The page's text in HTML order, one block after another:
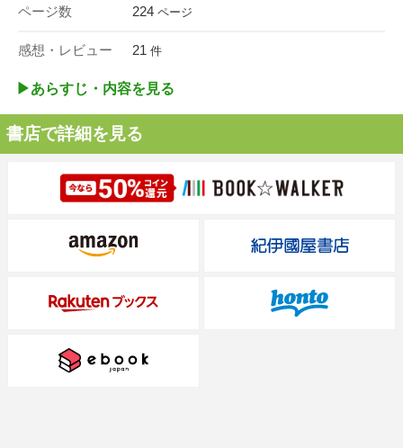
ページ数 224 ページ
感想・レビュー 21 件
▶︎あらすじ・内容を見る
書店で詳細を見る